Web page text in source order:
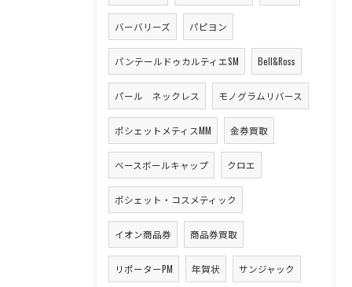
バーバリーズ パピヨン
パンテールドゥカルティエSM Bell&Ross
パール ネックレス モノグラムリバース
ポシェットメティスMM 金券買取
ベースボールキャップ クロエ
ポシェット・コスメティック
イオン商品券 商品券買取
リポーターPM 年賀状 サンジャック